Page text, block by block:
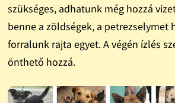
szükséges, adhatunk még hozzá
benne a zöldségek, a petrezselymet
forralunk rajta egyet. A végén ízlés
önthető hozzá.